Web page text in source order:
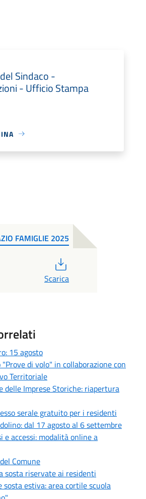
Sindaco -
- Ufficio Stampa
FAMIGLIE 2025
Scarica
15 agosto
di volo" in collaborazione con
Territoriale
delle Imprese Storiche: riapertura
serale gratuito per i residenti
dal 17 agosto al 6 settembre
e accessi: modalità online a
Comune
sosta riservate ai residenti
sosta estiva: area cortile scuola